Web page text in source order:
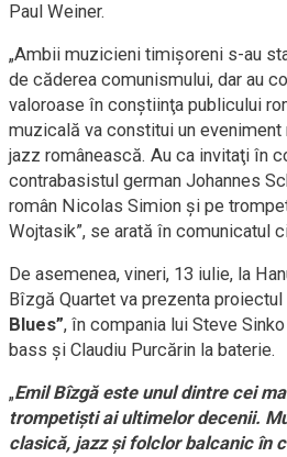
Paul Weiner.
„Ambii muzicieni timişoreni s-au
de căderea comunismului, dar au
valoroase în conştiinţa publicului
muzicală va constitui un
jazz românească. Au ca invitaţi în
contrabasistul german Johannes
român Nicolas Simion şi pe
Wojtasik”, se arată în comunicatul
De asemenea, vineri, 13 iulie, la
Bîzgă Quartet va prezenta proiectul
Blues”, în compania lui Steve
bass şi Claudiu Purcărin la baterie.
„Emil Bîzgă este unul dintre cei
trompetişti ai ultimelor decenii.
clasică, jazz şi folclor balcanic în